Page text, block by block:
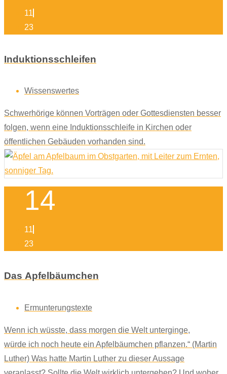
11
23
Induktionsschleifen
Wissenswertes
Schwerhörige können Vorträgen oder Gottesdiensten besser
folgen, wenn eine Induktionsschleife in Kirchen oder
öffentlichen Gebäuden vorhanden sind.
14
11
23
Das Apfelbäumchen
Ermunterungstexte
Wenn ich wüsste, dass morgen die Welt unterginge,
würde ich noch heute ein Apfelbäumchen pflanzen.“ (Martin
Luther) Was hatte Martin Luther zu dieser Aussage